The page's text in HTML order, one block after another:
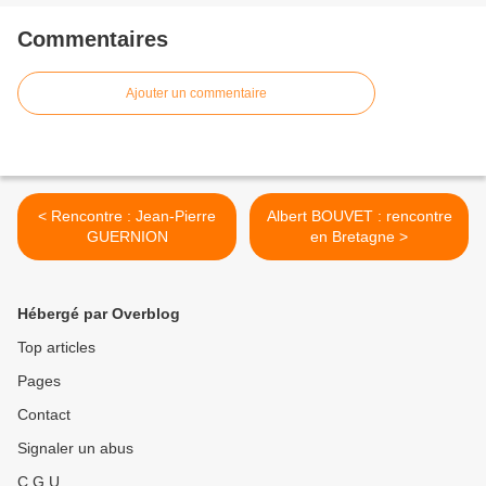
Commentaires
Ajouter un commentaire
< Rencontre : Jean-Pierre
GUERNION
Albert BOUVET : rencontre
en Bretagne >
Hébergé par Overblog
Top articles
Pages
Contact
Signaler un abus
C.G.U.